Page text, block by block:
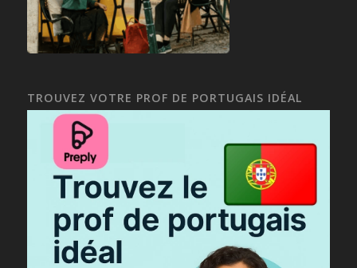
TROUVEZ VOTRE PROF DE PORTUGAIS IDÉAL